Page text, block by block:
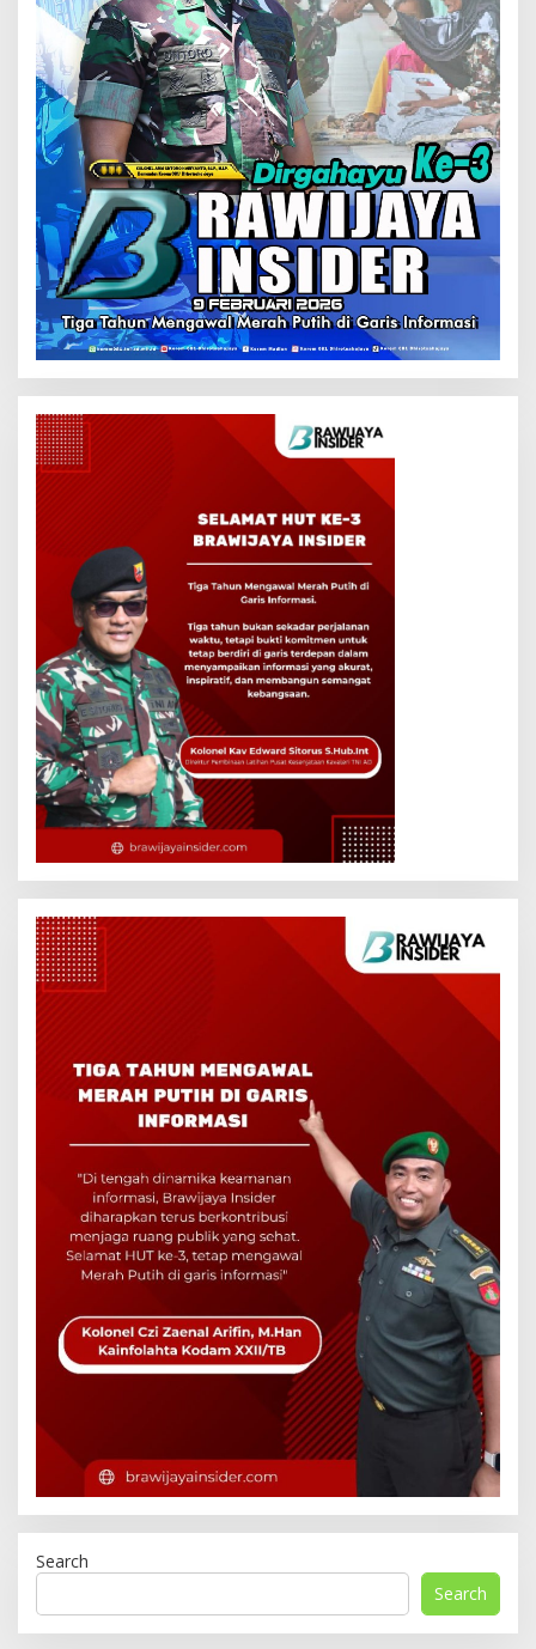
Search
Search